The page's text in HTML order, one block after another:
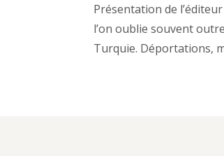
Présentation de
l’on oublie souvent
Turquie. Déportations,